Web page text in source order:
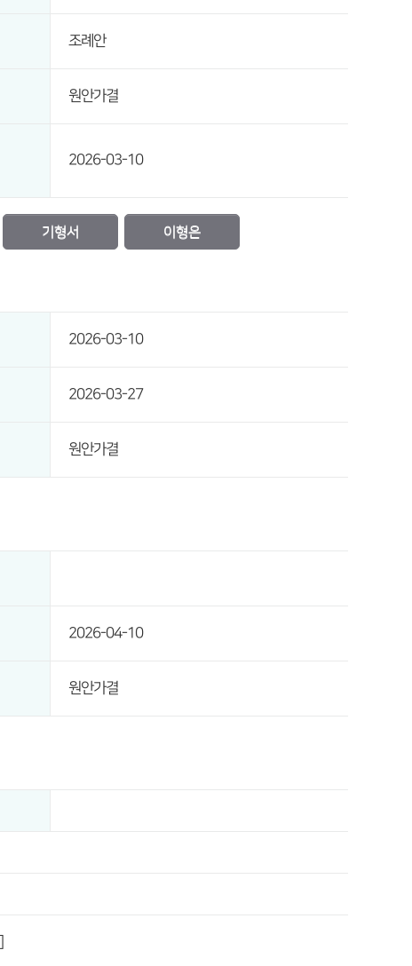
조례안
원안가결
2026-03-10
기형서 이형은
2026-03-10
2026-03-27
원안가결
2026-04-10
원안가결